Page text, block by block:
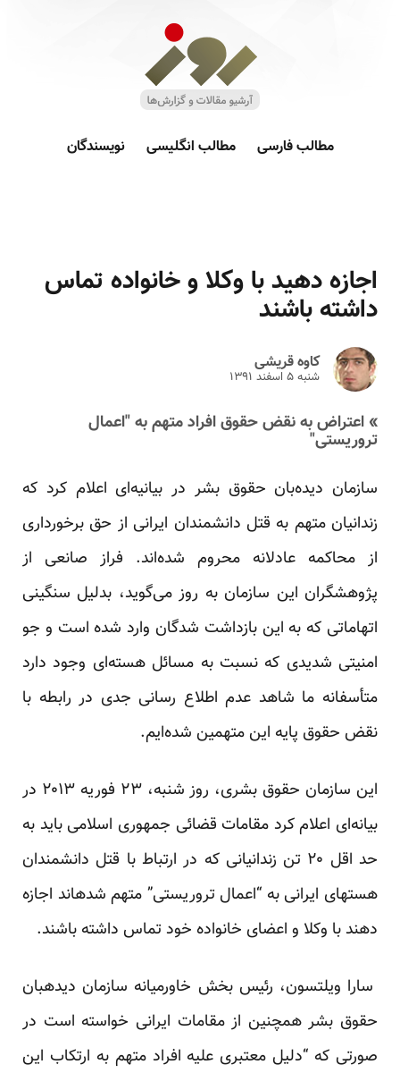
مطالب فارسی مطالب انگلیسی نویسندگان
اجازه دهید با وکلا و خانواده تماس
داشته باشند
کاوه قریشی
شنبه ۵ اسفند ۱۳۹۱
» اعتراض به نقض حقوق افراد متهم به "اعمال
تروریستی"
سازمان دیده‌بان حقوق بشر در بیانیه‌ای اعلام کرد که
زندانیان متهم به قتل دانشمندان ایرانی از حق برخورداری
از محاکمه عادلانه محروم شده‏‌اند. فراز صانعی از
پژوهشگران این سازمان به روز می‌گوید، بدلیل سنگینی
اتهاماتی که به این بازداشت شدگان وارد شده است و جو
امنیتی شدیدی که نسبت به مسائل هسته‌ای وجود دارد
متأسفانه ما شاهد عدم اطلاع رسانی جدی در رابطه با
نقض حقوق پایه این متهمین شده‌ایم.
این سازمان حقوق بشری، روز شنبه، ۲۳ فوریه ۲۰۱۳ در
بیانه‌ای اعلام کرد مقامات قضائی جمهوری اسلامی باید به
حد اقل ۲۰ تن زندانیانی که در ارتباط با قتل دانشمندان
هسته‎ای ایرانی به “اعمال تروریستی” متهم شده‎اند اجازه
دهند با وکلا و اعضای خانواده خود تماس داشته باشند.
سارا ویلتسون، رئیس بخش خاورمیانه سازمان دیده‏بان
حقوق بشر همچنین از مقامات ایرانی خواسته است در
صورتی که “دلیل معتبری علیه افراد متهم به ارتکاب این